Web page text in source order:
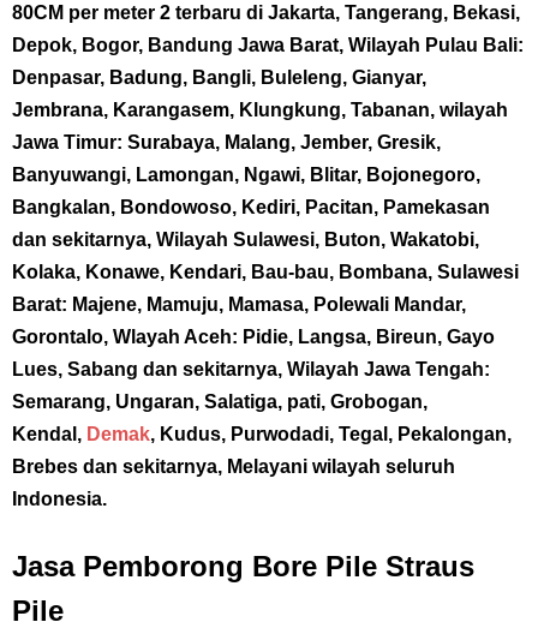
80CM per meter 2 terbaru di Jakarta, Tangerang, Bekasi,
Depok, Bogor, Bandung Jawa Barat, Wilayah Pulau Bali:
Denpasar, Badung, Bangli, Buleleng, Gianyar,
Jembrana, Karangasem, Klungkung, Tabanan, wilayah
Jawa Timur: Surabaya, Malang, Jember, Gresik,
Banyuwangi, Lamongan, Ngawi, Blitar, Bojonegoro,
Bangkalan, Bondowoso, Kediri, Pacitan, Pamekasan
dan sekitarnya, Wilayah Sulawesi, Buton, Wakatobi,
Kolaka, Konawe, Kendari, Bau-bau, Bombana, Sulawesi
Barat: Majene, Mamuju, Mamasa, Polewali Mandar,
Gorontalo, Wlayah Aceh: Pidie, Langsa, Bireun, Gayo
Lues, Sabang dan sekitarnya, Wilayah Jawa Tengah:
Semarang, Ungaran, Salatiga, pati, Grobogan,
Kendal, Demak, Kudus, Purwodadi, Tegal, Pekalongan,
Brebes dan sekitarnya, Melayani wilayah seluruh
Indonesia.
Jasa Pemborong Bore Pile Straus
Pile